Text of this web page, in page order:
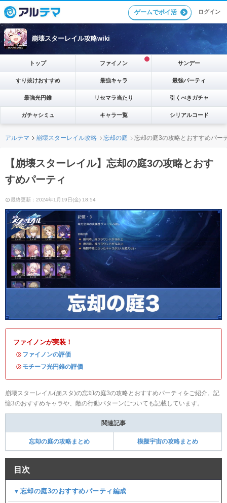
ゲームでポイ活 ログイン
崩壊スターレイル攻略wiki
トップ ファイノン サンデー
すり抜けおすすめ 最強キャラ 最強パーティ
最強光円錐 リセマラ当たり 引くべきガチャ
ガチャシミュ キャラ一覧 シリアルコード
アルテマ 崩壊スターレイル攻略 忘却の庭 忘却の庭3の攻略とおすすめパー
【崩壊スターレイル】忘却の庭3の攻略とおす
すめパーティ
最終更新：2024年1月19日(金) 18:54
ファイノンが実装！
・ ファイノンの評価
・ モチーフ光円錐の評価
崩壊スターレイル(崩スタ)の忘却の庭3の攻略とおすすめパーティをご紹介。記
憶3のおすすめキャラや、敵の行動パターンについても記載しています。
関連記事
忘却の庭の攻略まとめ 模擬宇宙の攻略まとめ
目次
▼忘却の庭3のおすすめパーティ編成